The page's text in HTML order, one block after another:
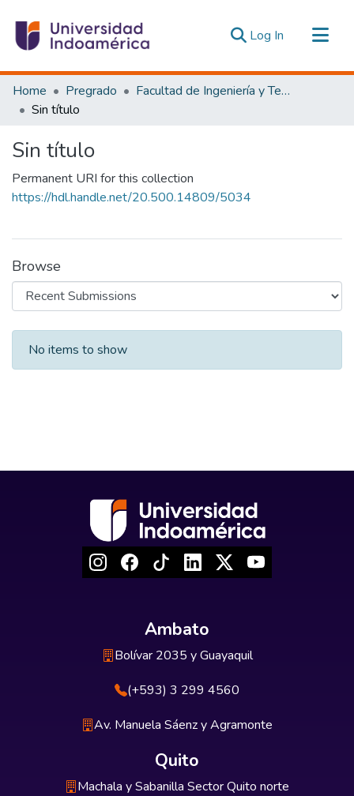
Log In (current)
Communities & Collections
All of DSpace
Estadísticas Externas
Home Pregrado
Facultad de Ingeniería y Tecnologías de la Información y la Comunicación
Sin título
Sin título
Permanent URI for this collection
https://hdl.handle.net/20.500.14809/5034
Browse
Recent Submissions
No items to show
Ambato
Bolívar 2035 y Guayaquil
(+593) 3 299 4560
Av. Manuela Sáenz y Agramonte
Quito
Machala y Sabanilla Sector Quito norte